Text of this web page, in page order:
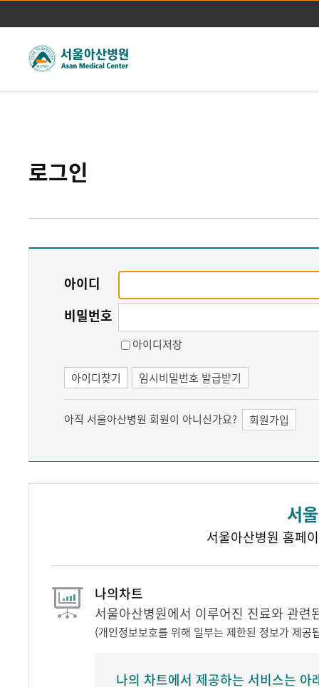
주메뉴바로가기
본문바로가기
로그인
아이디
비밀번호
아이디저장
아이디찾기 임시비밀번호 발급받기
아직 서울아산병원 회원이 아니신가요? 회원가입
서
서울아산병원 홈페
나의차트
서울아산병원에서 이루어진 진료와 관
(개인정보보호를 위해 일부는 제한된 정보가 제공
나의 차트에서 제공하는 서비스는 아